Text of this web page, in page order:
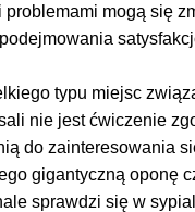
mogą się
typu miejsc
nie jest ćwiczenie
do zainteresowania
gigantyczną oponę
sprawdzi się w